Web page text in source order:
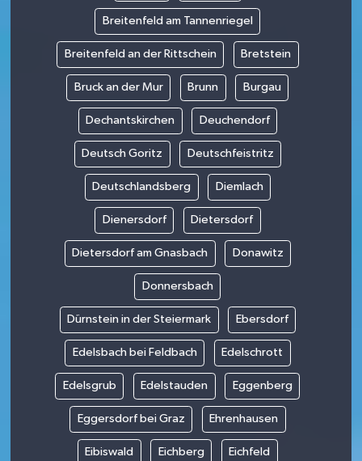
Breitenfeld am Tannenriegel
Breitenfeld an der Rittschein Bretstein
Bruck an der Mur Brunn Burgau
Dechantskirchen Deuchendorf
Deutsch Goritz Deutschfeistritz
Deutschlandsberg Diemlach
Dienersdorf Dietersdorf
Dietersdorf am Gnasbach Donawitz
Donnersbach
Dürnstein in der Steiermark Ebersdorf
Edelsbach bei Feldbach Edelschrott
Edelsgrub Edelstauden Eggenberg
Eggersdorf bei Graz Ehrenhausen
Eibiswald Eichberg Eichfeld